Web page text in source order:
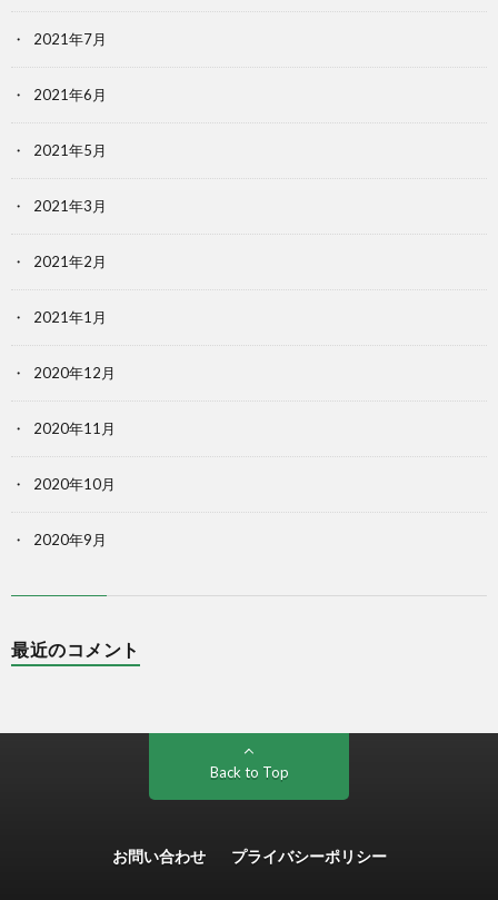
2021年7月
2021年6月
2021年5月
2021年3月
2021年2月
2021年1月
2020年12月
2020年11月
2020年10月
2020年9月
最近のコメント
Back to Top
お問い合わせ プライバシーポリシー